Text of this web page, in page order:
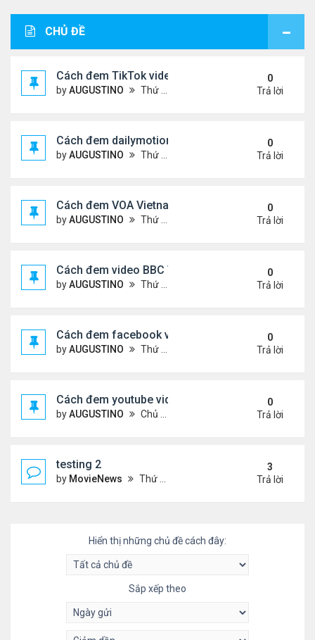
CHỦ ĐỀ
Cách đem TikTok video vào diễn đàn
byAUGUSTINO Thứ 4 Tháng 11 11, 2020 11:44 am
0
Trả lời
Cách đem dailymotion video vào diễn đàn
byAUGUSTINO Thứ 5 Tháng 10 15, 2020 12:14 pm
0
Trả lời
Cách đem VOA Vietnamese vào diễn đàn
byAUGUSTINO Thứ 5 Tháng 10 15, 2020 11:08 am
0
Trả lời
Cách đem video BBC Việt vào diễn đàn
byAUGUSTINO Thứ 5 Tháng 10 15, 2020 10:34 am
0
Trả lời
Cách đem facebook video vào diễn đàn
byAUGUSTINO Thứ 4 Tháng 10 14, 2020 10:42 pm
0
Trả lời
Cách đem youtube video vào diễn đàn
byAUGUSTINO Chủ nhật Tháng 10 11, 2020 8:50 pm
0
Trả lời
testing 2
by MovieNews Thứ 4 Tháng 10 14, 2020 10:16 pm
3
Trả lời
Hiển thị những chủ đề cách đây:
Sắp xếp theo